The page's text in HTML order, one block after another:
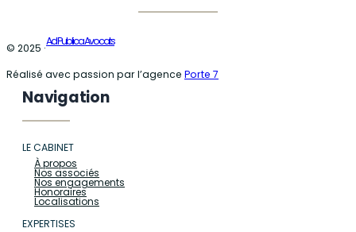
© 2025 ·
Ad Publica Avocats
Réalisé avec passion par l’agence Porte 7
Navigation
LE CABINET
À propos
Nos associés
Nos engagements
Honoraires
Localisations
EXPERTISES